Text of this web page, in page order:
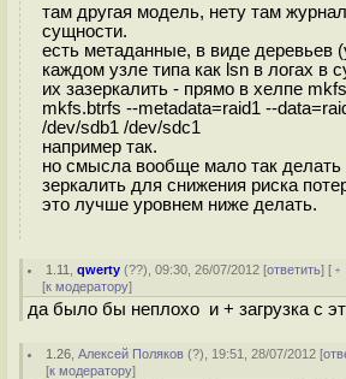
там другая модель, нету там
сущности.
есть метаданные, в виде деревьев
каждом узле типа как lsn в логах в
их зазеркалить - прямо в хелпе
mkfs.btrfs --metadata=raid1 --
/dev/sdb1 /dev/sdc1
например так.
но смысла вообще мало так делать
зеркалить для снижения риска
это лучше уровнем ниже делать.
1.11 ,qwerty (??), 09:30, 26/07/2012 [ответить] [
[к модератору]
да было бы неплохо и + загрузка с
1.26 ,Алексей Поляков (?), 19:51, 28/07/2012 [
[к модератору]